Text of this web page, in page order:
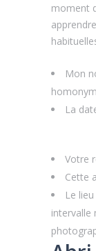
moment
Mon
La
Votre
Cette
Le
intervalle